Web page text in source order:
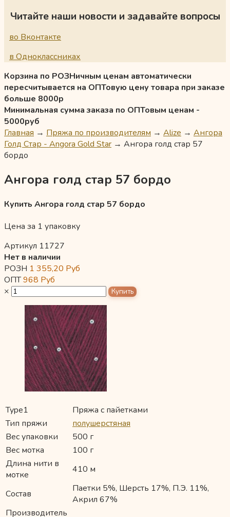
Читайте наши новости и задавайте вопросы
во Вконтакте
в Одноклассниках
Корзина по РОЗНичным ценам автоматически
пересчитывается на ОПТовую цену товара при заказе
больше 8000р
Минимальная сумма заказа по ОПТовым ценам -
5000руб
Главная → Пряжа по производителям → Alize → Ангора
Голд Стар - Angora Gold Star → Ангора голд стар 57
бордо
Ангора голд стар 57 бордо
Купить Ангора голд стар 57 бордо
Цена за 1 упаковку
Артикул 11727
Нет в наличии
РОЗН 1 355,20 Руб
ОПТ968 Руб
×
Type1
Пряжа с пайетками
Тип пряжи
полушерстяная
Вес упаковки
500 г
Вес мотка
100 г
Длина нити в
мотке
410 м
Состав
Паетки 5%, Шерсть 17%, П.Э. 11%,
Акрил 67%
Производитель